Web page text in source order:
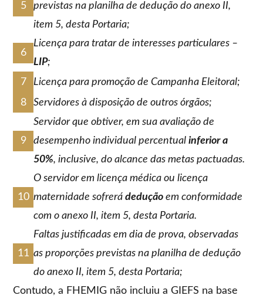
previstas na planilha de dedução do anexo II,
item 5, desta Portaria;
Licença para tratar de interesses particulares –
LIP;
Licença para promoção de Campanha Eleitoral;
Servidores à disposição de outros órgãos;
Servidor que obtiver, em sua avaliação de
desempenho individual percentualinferior a
50%, inclusive, do alcance das metas pactuadas.
O servidor em licença médica ou licença
maternidade sofrerádedução em conformidade
com o anexo II, item 5, desta Portaria.
Faltas justificadas em dia de prova, observadas
as proporções previstas na planilha de dedução
do anexo II, item 5, desta Portaria;
Contudo, a FHEMIG não incluiu a GIEFS na base